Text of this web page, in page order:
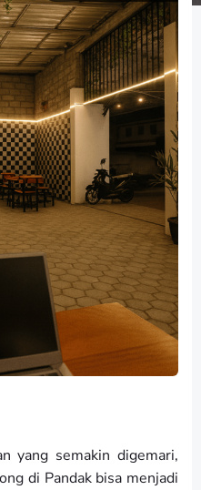
yang semakin digemari,
di Pandak bisa menjadi